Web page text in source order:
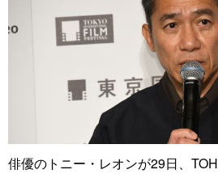
俳優のトニー・レオンが29日、